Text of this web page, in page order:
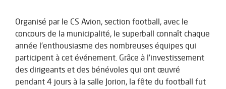
Organisé par le CS Avion, section football, avec le
concours de la municipalité, le superball connaît chaque
année l’enthousiasme des nombreuses équipes qui
participent à cet événement. Grâce à l’investissement
des dirigeants et des bénévoles qui ont œuvré
pendant 4 jours à la salle Jorion, la fête du football fut